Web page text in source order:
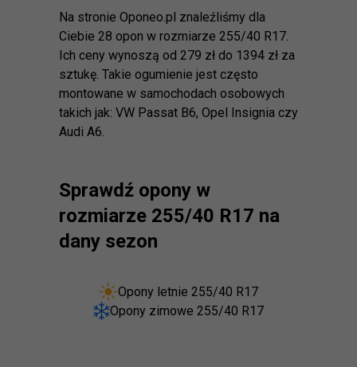
Na stronie Oponeo.pl znaleźliśmy dla
Ciebie 28 opon w rozmiarze 255/40 R17.
Ich ceny wynoszą od 279 zł do 1394 zł za
sztukę. Takie ogumienie jest często
montowane w samochodach osobowych
takich jak: VW Passat B6, Opel Insignia czy
Audi A6.
Sprawdź opony w
rozmiarze 255/40 R17 na
dany sezon
Opony letnie 255/40 R17
Opony zimowe 255/40 R17